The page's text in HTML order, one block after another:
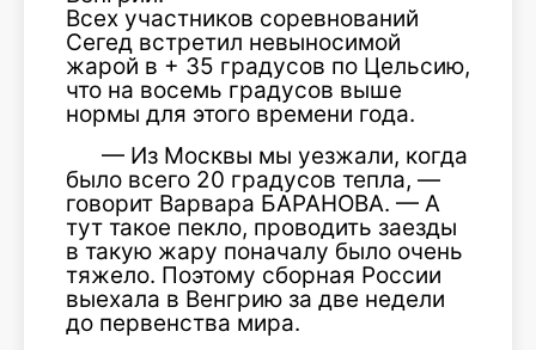
Всех участников соревнований
Сегед встретил невыносимой
жарой в + 35 градусов по Цельсию,
что на восемь градусов выше
нормы для этого времени года.
— Из Москвы мы уезжали, когда
было всего 20 градусов тепла, —
говорит Варвара БАРАНОВА. — А
тут такое пекло, проводить заезды
в такую жару поначалу было очень
тяжело. Поэтому сборная России
выехала в Венгрию за две недели
до первенства мира.